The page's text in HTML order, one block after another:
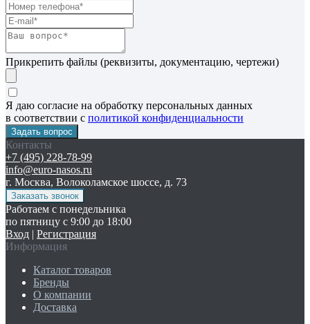
Прикрепить файлы (реквизиты, документацию, чертежи)
Я даю согласие на обработку персональных данных
в соответствии с политикой конфиденциальности
Контакты
+7 (495) 228-78-99
info@euro-nasos.ru
г. Москва, Волоколамское шоссе, д. 73
Работаем с понедельника
по пятницу с 9:00 до 18:00
Вход | Регистрация
Информация
Каталог товаров
Бренды
О компании
Доставка